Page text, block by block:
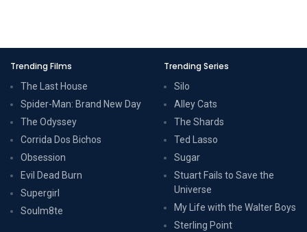
Trending Films
The Last House
Spider-Man: Brand New Day
The Odyssey
Corrida Dos Bichos
Obsession
Evil Dead Burn
Supergirl
Soulm8te
Trending Series
Silo
Alley Cats
The Shards
Ted Lasso
Sugar
Stuart Fails to Save the
Universe
My Life with the Walter Boys
Sterling Point